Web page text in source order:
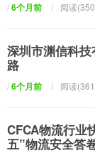
/6个月前 / 阅读
深圳市渊信科
路
/6个月前 / 阅读
CFCA物流行业
五”物流安全答